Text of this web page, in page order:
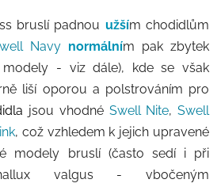
bruslí padnou užším chodidlům
Navy normálním pak zbytek
- viz dále), kde se však
liší oporou a polstrováním pro
jsou vhodné Swell Nite, Swell
, což vzhledem k jejich upravené
modely bruslí (často sedí i při
valgus - vbočeným